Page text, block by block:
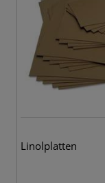
Linolplatten